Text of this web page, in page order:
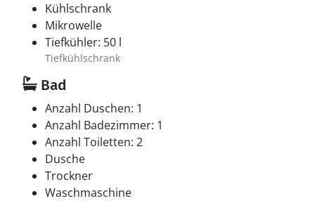
Kühlschrank
Mikrowelle
Tiefkühler: 50 l
Tiefkühlschrank
Bad
Anzahl Duschen: 1
Anzahl Badezimmer: 1
Anzahl Toiletten: 2
Dusche
Trockner
Waschmaschine